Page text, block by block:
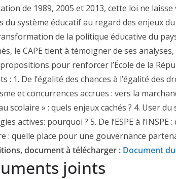
de 1989, 2005 et 2013, cette loi ne
du système éducatif au regard des enjeux
de la politique éducative du
le CAPE tient à témoigner de ses
pour renforcer l’École de la
: 1. De l’égalité des chances à l’égalité des
et concurrences accrues : vers la
scolaire » : quels enjeux cachés ? 4. User
actives: pourquoi ? 5. De l’ESPE à
: quelle place pour une gouvernance
document à télécharger : Document du
joints